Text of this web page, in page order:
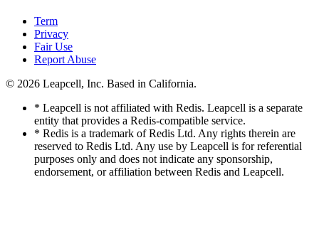
Term
Privacy
Fair Use
Report Abuse
© 2026 Leapcell, Inc. Based in California.
* Leapcell is not affiliated with Redis. Leapcell is a separate
entity that provides a Redis-compatible service.
* Redis is a trademark of Redis Ltd. Any rights therein are
reserved to Redis Ltd. Any use by Leapcell is for referential
purposes only and does not indicate any sponsorship,
endorsement, or affiliation between Redis and Leapcell.